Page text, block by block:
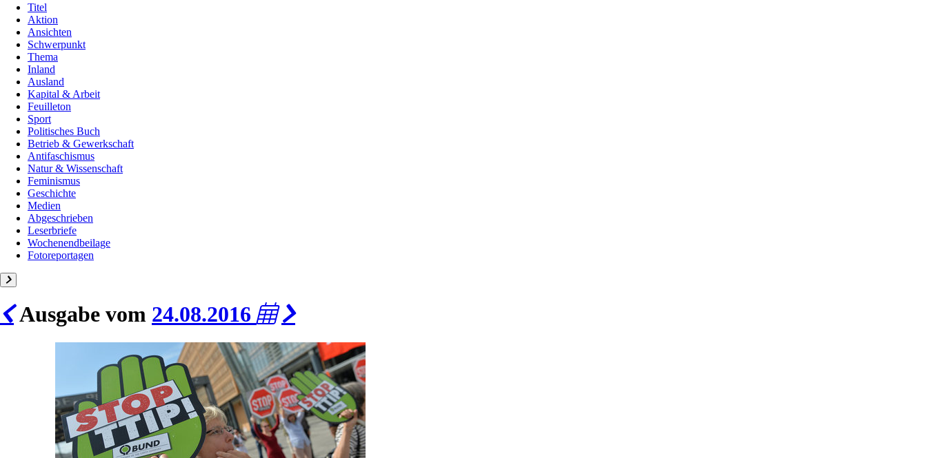
Titel
Aktion
Ansichten
Schwerpunkt
Thema
Inland
Ausland
Kapital & Arbeit
Feuilleton
Sport
Politisches Buch
Betrieb & Gewerkschaft
Antifaschismus
Natur & Wissenschaft
Feminismus
Geschichte
Medien
Abgeschrieben
Leserbriefe
Wochenendbeilage
Fotoreportagen
Ausgabe vom 24.08.2016